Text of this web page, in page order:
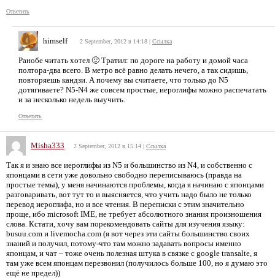
Ответить
himself 2 September, 2012 в 14:18 | Ссылка
Ранобе читать хотел 🙂 Тратил: по дороге на работу и домой часа
полтора-два всего. В метро всё равно делать нечего, а так сидишь,
повторяешь кандзи. А почему вы считаете, что только до N5
дотягиваете? N5-N4 же совсем простые, иероглифы можно распечатать
и за несколько недель выучить.
Ответить
Misha333 2 September, 2012 в 15:14 | Ссылка
Так я и знаю все иероглифы из N5 и большинство из N4, и собственно с
японцами в сети уже довольно свободно переписываюсь (правда на
простые темы), у меня начинаются проблемы, когда я начинаю с японцами
разговаривать, вот тут то и выясняется, что учить надо было не только
перевод иероглифа, но и все чтения. В переписки с этим значительно
проще, ибо microsoft IME, не требует абсолютного знания произношения
слова. Кстати, хочу вам порекомендовать сайты для изучения языку:
busuu.com и livemocha.com (я вот через эти сайты большинство своих
знаний и получил, потому-что там можно задавать вопросы именно
японцам, и чат – тоже очень полезная штука в связке с google transalte, я
там уже всем японцам перезвонил (получилось больше 100, но я думаю это
ещё не предел))